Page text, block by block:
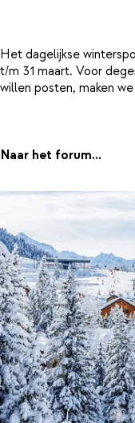
Het dagelijkse
t/m 31 maart. Voor
willen posten, maken
Naar het forum...